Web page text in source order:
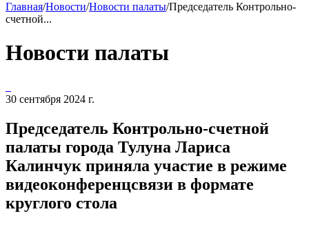
Главная/Новости/Новости палаты/Председатель Контрольно-
счетной...
Новости палаты
30 сентября 2024 г.
Председатель Контрольно-счетной
палаты города Тулуна Лариса
Калинчук приняла участие в режиме
видеоконференцсвязи в формате
круглого стола